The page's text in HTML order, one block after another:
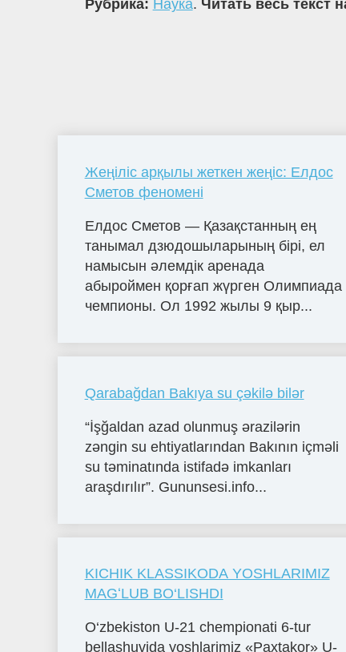
Рубрика: Наука. Читать весь текст
Жеңіліс арқылы жеткен жеңіс: Елдос
Сметов феномені
Елдос Сметов — Қазақстанның ең
танымал дзюдошыларының бірі, ел
намысын әлемдік аренада
абыроймен қорғап жүрген Олимпиада
чемпионы. Ол 1992 жылы 9 қыр...
Qarabağdan Bakıya su çəkilə bilər
“İşğaldan azad olunmuş ərazilərin
zəngin su ehtiyatlarından Bakının içməli
su təminatında istifadə imkanları
araşdırılır”. Gununsesi.info...
KICHIK KLASSIKODA YOSHLARIMIZ
MAGʻLUB BO‘LISHDI
O‘zbekiston U-21 chempionati 6-tur
bellashuvida yoshlarimiz «Paxtakor» U-